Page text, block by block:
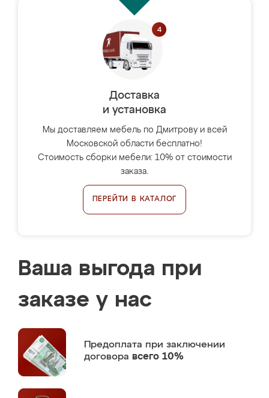
Доставка
и установка
Мы доставляем мебель по Дмитрову и всей
Московской области бесплатно!
Стоимость сборки мебели: 10% от стоимости
заказа.
ПЕРЕЙТИ В КАТАЛОГ
Ваша выгода при
заказе у нас
Предоплата при заключении
договора всего 10%